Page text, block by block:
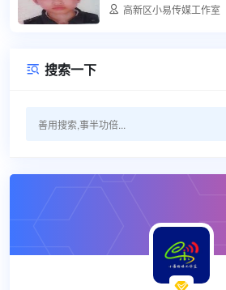
 高新区小易传媒工作室
 搜索一下